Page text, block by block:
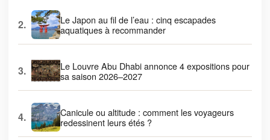
2.
Le Japon au fil de l’eau : cinq escapades
aquatiques à recommander
3.
Le Louvre Abu Dhabi annonce 4 expositions pour
sa saison 2026–2027
4.
Canicule ou altitude : comment les voyageurs
redessinent leurs étés ?